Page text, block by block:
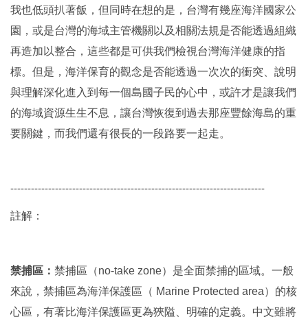
我也低頭扒著飯，但同時在想的是，台灣有幾座海洋國家公
園，或是台灣的海域主管機關以及相關法規是否能透過組織
再造加以整合，這些都是可供我們檢視台灣海洋健康的指
標。但是，海洋保育的觀念是否能透過一次次的衝突、說明
與理解深化進入到每一個島國子民的心中，或許才是讓我們
的海域資源生生不息，讓台灣恢復到過去那座豐餘海島的重
要關鍵，而我們還有很長的一段路要一起走。
--------------------------------------------------------------------------
註解：
禁捕區： 禁捕區（no-take zone）是全面禁捕的區域。一般
來說，禁捕區為海洋保護區（ Marine Protected area）的核
心區，有著比海洋保護區更為狹隘、明確的定義。中文雖將